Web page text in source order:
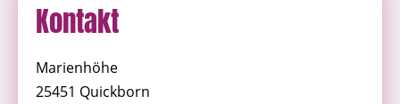
Kontakt
Marienhöhe
25451 Quickborn